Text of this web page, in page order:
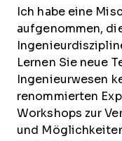
Ich habe eine
aufgenommen,
Lernen Sie neue
Ingenieurwesen
renommierten
Workshops zur
und